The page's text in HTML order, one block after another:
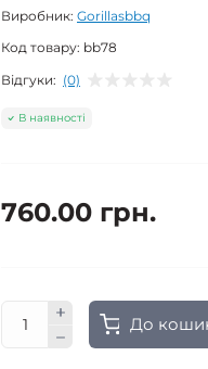
Виробник: Gorillasbbq
Код товару: bb78
Відгуки: (0)
В наявності
760.00 грн.
До